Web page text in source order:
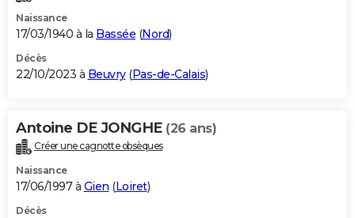
Naissance
17/03/1940 à la Bassée (Nord)
Décès
22/10/2023 à Beuvry(Pas-de-Calais)
Antoine DE JONGHE (26 ans)
Créer une cagnotte obsèques
Naissance
17/06/1997 à Gien (Loiret)
Décès